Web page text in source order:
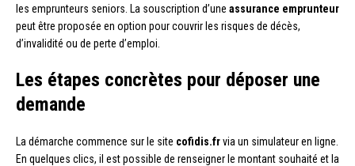
les emprunteurs seniors. La souscription d’une assurance emprunteur
peut être proposée en option pour couvrir les risques de décès,
d’invalidité ou de perte d’emploi.
Les étapes concrètes pour déposer une
demande
La démarche commence sur le site cofidis.frvia un simulateur en ligne.
En quelques clics, il est possible de renseigner le montant souhaité et la